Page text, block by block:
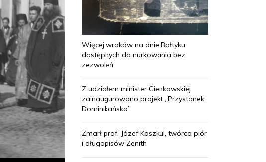
Więcej wraków na dnie Bałtyku
dostępnych do nurkowania bez
zezwoleń
Z udziałem minister Cienkowskiej
zainaugurowano projekt „Przystanek
Dominikańska”
Zmarł prof. Józef Koszkul, twórca piór
i długopisów Zenith